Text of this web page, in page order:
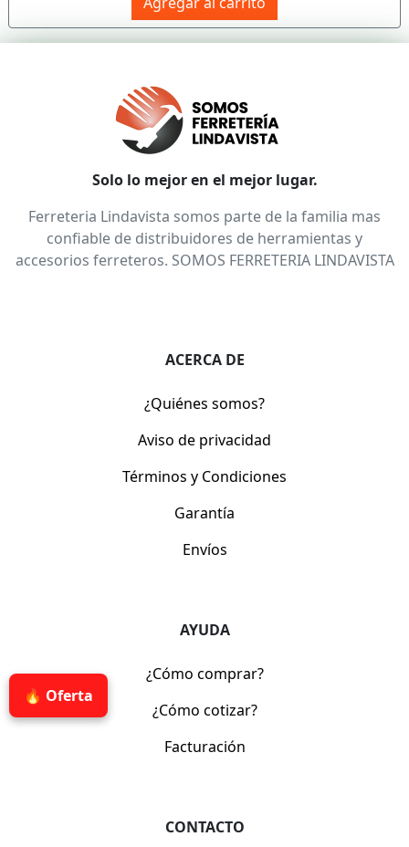
🔥 Oferta
Solo lo mejor en el mejor lugar.
Ferreteria Lindavista somos parte de la familia mas
confiable de distribuidores de herramientas y
accesorios ferreteros. SOMOS FERRETERIA LINDAVISTA
ACERCA DE
¿Quiénes somos?
Aviso de privacidad
Términos y Condiciones
Garantía
Envíos
AYUDA
¿Cómo comprar?
¿Cómo cotizar?
Facturación
CONTACTO